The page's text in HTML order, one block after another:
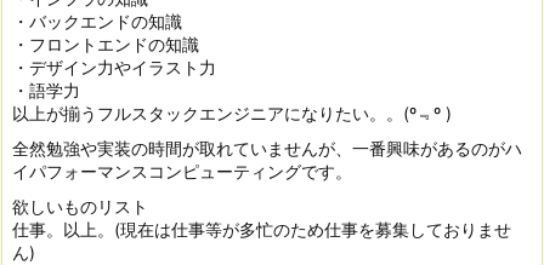
・バックエンドの知識
・フロントエンドの知識
・デザイン力やイラスト力
・語学力
以上が揃うフルスタックエンジニアになりたい。。(º﹃º )
全然勉強や実装の時間が取れていませんが、一番興味があるのがハ
イパフォーマンスコンピューティングです。
欲しいものリスト
仕事。以上。(現在は仕事等が多忙のため仕事を募集しておりませ
ん)